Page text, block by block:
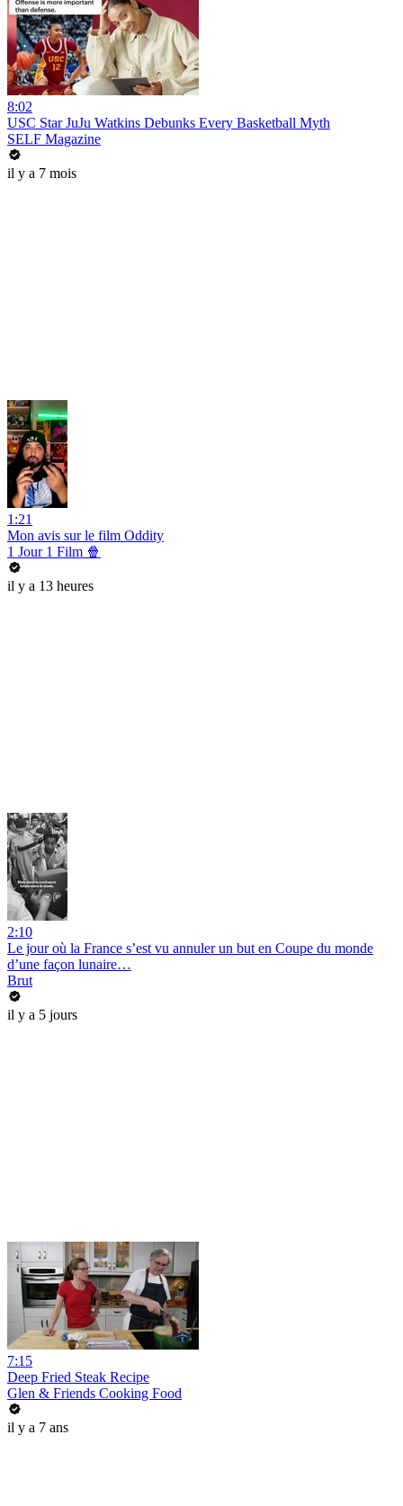
8:02
USC Star JuJu Watkins Debunks Every Basketball Myth
SELF Magazine
il y a 7 mois
1:21
Mon avis sur le film Oddity
1 Jour 1 Film 🍿
il y a 13 heures
2:10
Le jour où la France s’est vu annuler un but en Coupe du monde
d’une façon lunaire…
Brut
il y a 5 jours
7:15
Deep Fried Steak Recipe
Glen & Friends Cooking Food
il y a 7 ans